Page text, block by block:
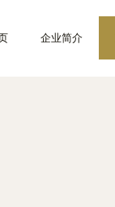
企业简介